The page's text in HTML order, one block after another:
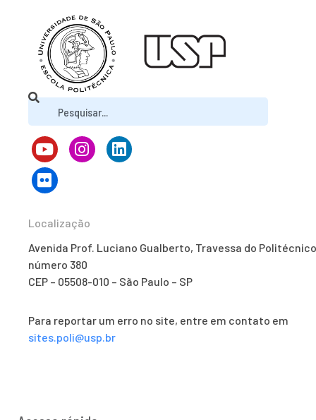
Localização
Avenida Prof. Luciano Gualberto, Travessa do
número 380
CEP – 05508-010 – São Paulo – SP
Para reportar um erro no site, entre em contato em
sites.poli@usp.br